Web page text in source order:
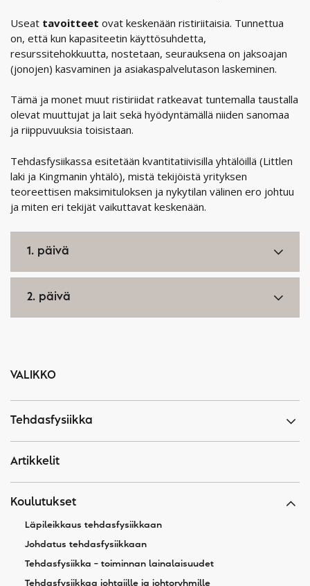
VALIKKO
Tehdasfysiikka
Artikkelit
Koulutukset
Läpileikkaus tehdasfysiikkaan
Johdatus tehdasfysiikkaan
Tehdasfysiikka – toiminnan lainalaisuudet
Tehdasfysiikkaa johtajille ja johtoryhmille
Useat tavoitteet ovat keskenään ristiriitaisia. Tunnettua
on, että kun kapasiteetin käyttösuhdetta,
resurssitehokkuutta, nostetaan, seurauksena on jaksoajan
(jonojen) kasvaminen ja asiakaspalvelutason laskeminen.
Tämä ja monet muut ristiriidat ratkeavat tuntemalla taustalla
olevat muuttujat ja lait sekä hyödyntämällä niiden sanomaa
ja riippuvuuksia toisistaan.
Tehdasfysiikassa esitetään kvantitatiivisilla yhtälöillä (Littlen
laki ja Kingmanin yhtälö), mistä tekijöistä yrityksen
teoreettisen maksimituloksen ja nykytilan välinen ero johtuu
ja miten eri tekijät vaikuttavat keskenään.
1. päivä
2. päivä